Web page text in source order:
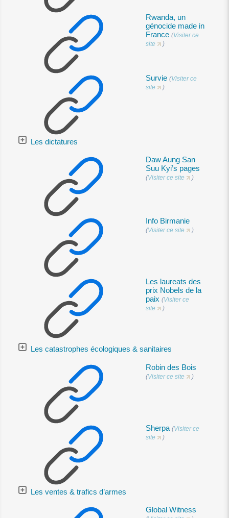
Rwanda, un
génocide made in
France (Visiter ce
site
)
Survie (Visiter ce
site
)
Les dictatures
Daw Aung San
Suu Kyi’s pages
(Visiter ce site )
Info Birmanie
(Visiter ce site )
Les laureats des
prix Nobels de la
paix (Visiter ce
site
)
Les catastrophes écologiques & sanitaires
Robin des Bois
(Visiter ce site )
Sherpa (Visiter ce
site
)
Les ventes & trafics d’armes
Global Witness